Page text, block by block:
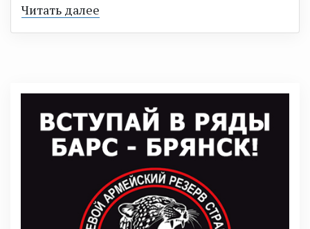
Читать далее